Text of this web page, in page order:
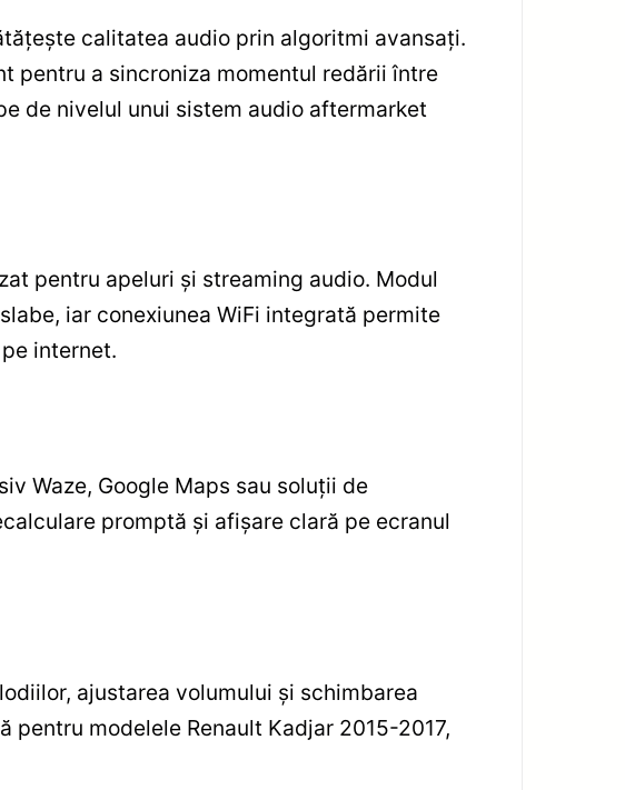
calitatea audio prin algoritmi avansaţi.
pentru a sincroniza momentul redării între
de nivelul unui sistem audio aftermarket
pentru apeluri şi streaming audio. Modul
iar conexiunea WiFi integrată permite
internet.
Waze, Google Maps sau soluţii de
promptă şi afișare clară pe ecranul
ajustarea volumului şi schimbarea
modelele Renault Kadjar 2015-2017,